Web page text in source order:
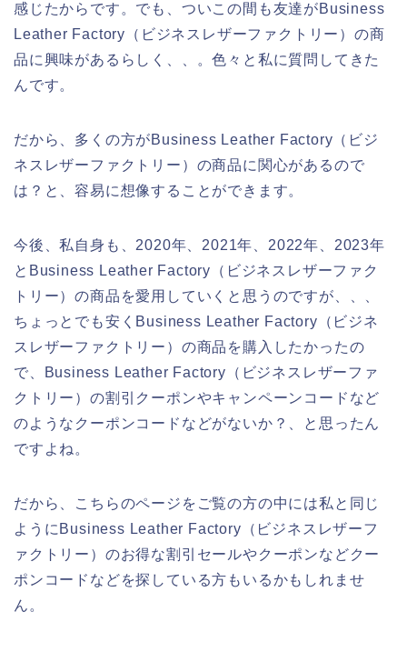
感じたからです。でも、ついこの間も友達がBusiness
Leather Factory（ビジネスレザーファクトリー）の商
品に興味があるらしく、、。色々と私に質問してきた
んです。
だから、多くの方がBusiness Leather Factory（ビジ
ネスレザーファクトリー）の商品に関心があるので
は？と、容易に想像することができます。
今後、私自身も、2020年、2021年、2022年、2023年
とBusiness Leather Factory（ビジネスレザーファク
トリー）の商品を愛用していくと思うのですが、、、
ちょっとでも安くBusiness Leather Factory（ビジネ
スレザーファクトリー）の商品を購入したかったの
で、Business Leather Factory（ビジネスレザーファ
クトリー）の割引クーポンやキャンペーンコードなど
のようなクーポンコードなどがないか？、と思ったん
ですよね。
だから、こちらのページをご覧の方の中には私と同じ
ようにBusiness Leather Factory（ビジネスレザーフ
ァクトリー）のお得な割引セールやクーポンなどクー
ポンコードなどを探している方もいるかもしれませ
ん。